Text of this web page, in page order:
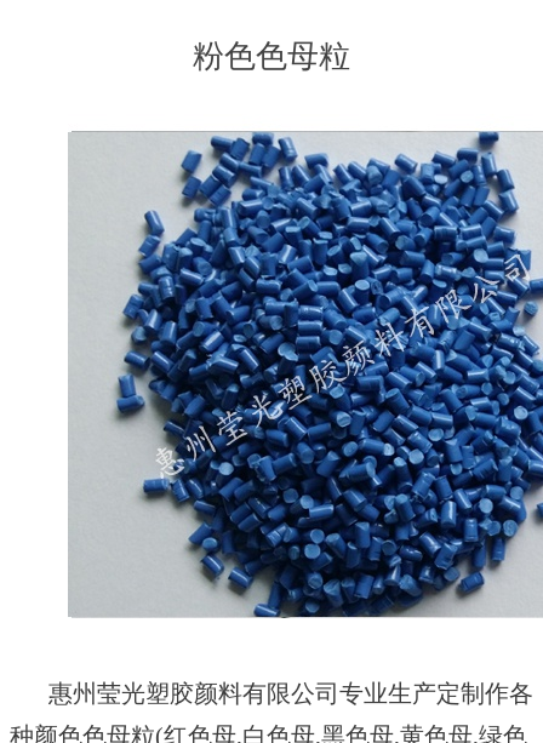
粉色色母粒
惠州莹光塑胶颜料有限公司专业生产定制作各
种颜色色母粒(红色母,白色母,黑色母,黄色母,绿色